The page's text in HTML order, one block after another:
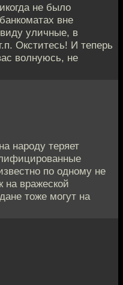
не было
вне
уличные, в
Окститесь! И теперь
волнуюсь, не
народу теряет
по одному не
на вражеской
тоже могут на